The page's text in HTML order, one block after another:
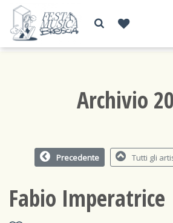
Archivio
Precedente Tutti gli
Fabio Imperatrice